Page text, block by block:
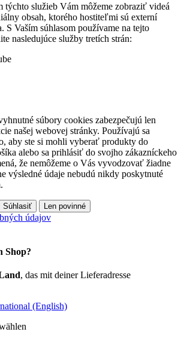
týchto služieb Vám môžeme zobraziť videá
obsah, ktorého hostiteľmi sú externí
S Vaším súhlasom používame na tejto
nasledujúce služby tretích strán:
súbory cookies zabezpečujú len
našej webovej stránky. Používajú sa
aby ste si mohli vyberať produkty do
alebo sa prihlásiť do svojho zákazníckeho
že nemôžeme o Vás vyvodzovať žiadne
výsledné údaje nebudú nikdy poskytnuté
Súhlasiť Len povinné
údajov
Shop?
, das mit deiner Lieferadresse
(English)